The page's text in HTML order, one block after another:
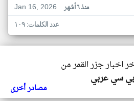
Jan 16, 2026
منذ ٦ أشهر
عدد الكلمات: ١٠٩
اخبار جزر القمر من
سي عربي
مصادر أخرى